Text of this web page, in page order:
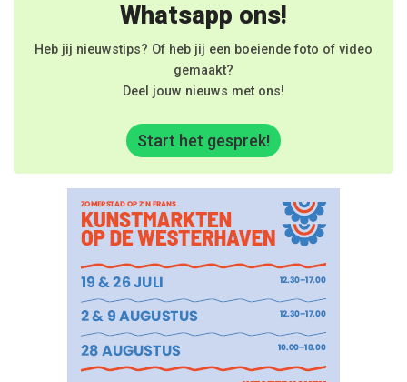
Whatsapp ons!
Heb jij nieuwstips? Of heb jij een boeiende foto of video
gemaakt?
Deel jouw nieuws met ons!
Start het gesprek!